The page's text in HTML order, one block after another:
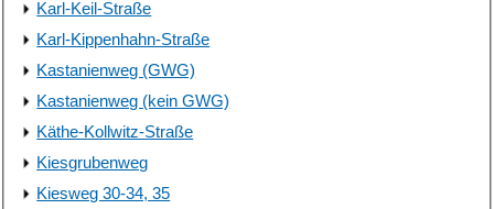
Karl-Keil-Straße
Karl-Kippenhahn-Straße
Kastanienweg (GWG)
Kastanienweg (kein GWG)
Käthe-Kollwitz-Straße
Kiesgrubenweg
Kiesweg 30-34, 35